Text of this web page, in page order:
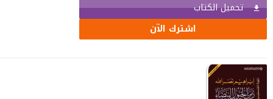
تحميل الكتاب
اشترك الآن